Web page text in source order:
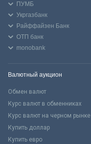
ПУМБ
Укргазбанк
Райффайзен Банк
ОТП банк
monobank
Валютный аукцион
Обмен валют
Курс валют в обменниках
Курс валют на черном рынке
Купить доллар
Купить евро